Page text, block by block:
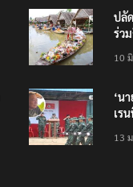
ปลั
ร่ว
ตัก
10
‘น
เร
ปร
13